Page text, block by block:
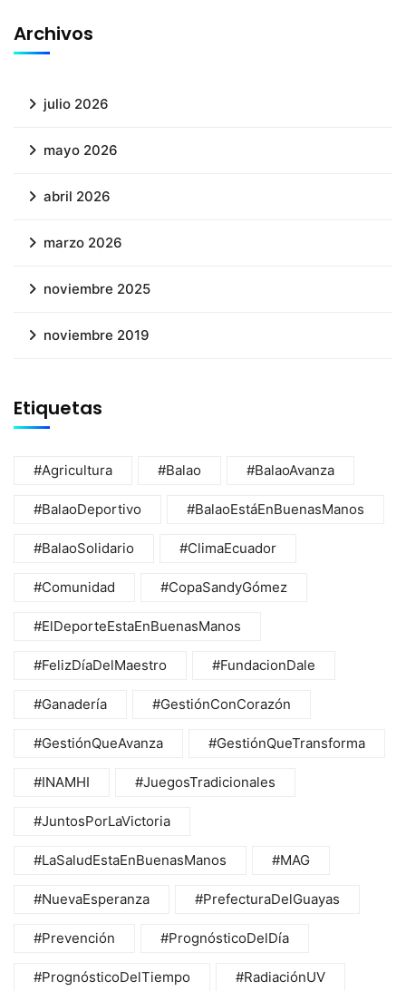
Archivos
julio 2026
mayo 2026
abril 2026
marzo 2026
noviembre 2025
noviembre 2019
Etiquetas
#Agricultura #Balao #BalaoAvanza
#BalaoDeportivo #BalaoEstáEnBuenasManos
#BalaoSolidario #ClimaEcuador
#Comunidad #CopaSandyGómez
#ElDeporteEstaEnBuenasManos
#FelizDíaDelMaestro #FundacionDale
#Ganadería #GestiónConCorazón
#GestiónQueAvanza #GestiónQueTransforma
#INAMHI #JuegosTradicionales
#JuntosPorLaVictoria
#LaSaludEstaEnBuenasManos #MAG
#NuevaEsperanza #PrefecturaDelGuayas
#Prevención #PrognósticoDelDía
#PrognósticoDelTiempo #RadiaciónUV